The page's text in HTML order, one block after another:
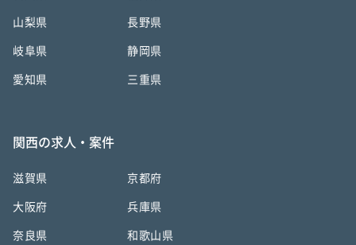
山梨県 長野県
岐阜県 静岡県
愛知県 三重県
関西の求人・案件
滋賀県 京都府
大阪府 兵庫県
奈良県 和歌山県